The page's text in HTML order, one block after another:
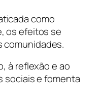
como
os efeitos se
comunidades.
à reflexão e ao
sociais e fomenta